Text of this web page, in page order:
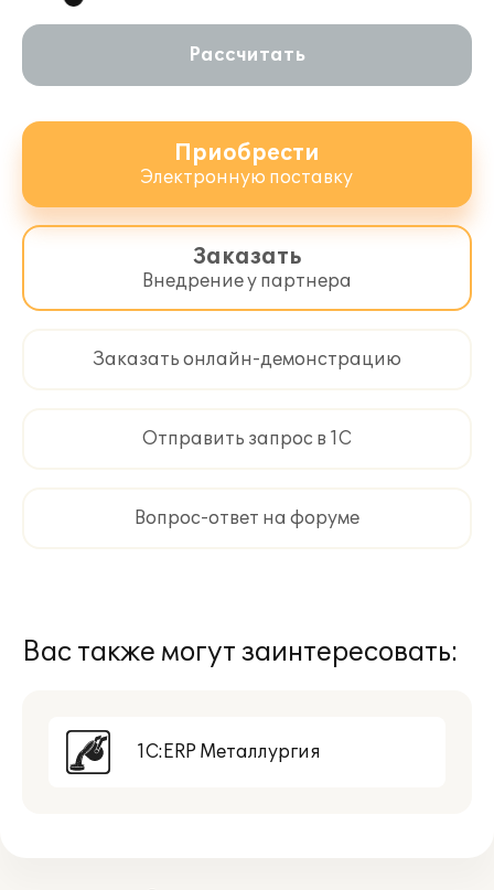
Рассчитать
Приобрести
Электронную поставку
Заказать
Внедрение у партнера
Заказать онлайн-демонстрацию
Отправить запрос в 1С
Вопрос-ответ на форуме
Вас также могут заинтересовать:
1С:ERP Металлургия